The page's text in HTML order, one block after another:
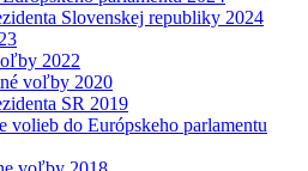
Slovenskej republiky 2024
2022
voľby 2020
SR 2019
volieb do Európskeho parlamentu